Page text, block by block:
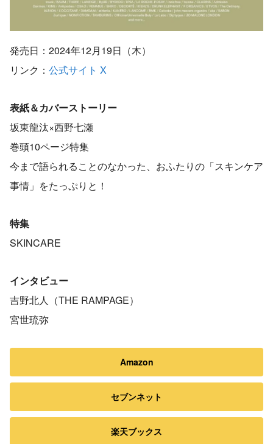
発売日：2024年12月19日（木）
リンク： 公式サイト X
表紙＆カバーストーリー
坂東龍汰×西野七瀬
巻頭10ページ特集
今まで語られることのなかった、おふたりの「スキンケア
事情」をたっぷりと！
特集
SKINCARE
インタビュー
吉野北人（THE RAMPAGE）
宮世琉弥
Amazon
セブンネット
楽天ブックス